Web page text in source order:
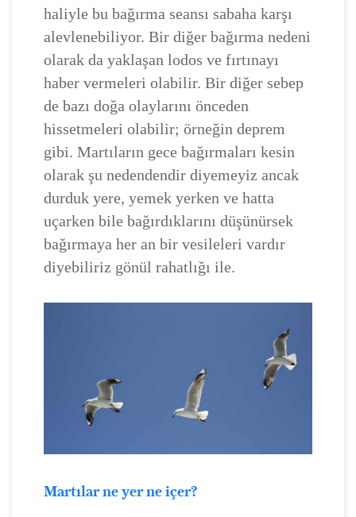
haliyle bu bağırma seansı sabaha karşı
alevlenebiliyor. Bir diğer bağırma nedeni
olarak da yaklaşan lodos ve fırtınayı
haber vermeleri olabilir. Bir diğer sebep
de bazı doğa olaylarını önceden
hissetmeleri olabilir; örneğin deprem
gibi. Martıların gece bağırmaları kesin
olarak şu nedendendir diyemeyiz ancak
durduk yere, yemek yerken ve hatta
uçarken bile bağırdıklarını düşünürsek
bağırmaya her an bir vesileleri vardır
diyebiliriz gönül rahatlığı ile.
Martılar ne yer ne içer?